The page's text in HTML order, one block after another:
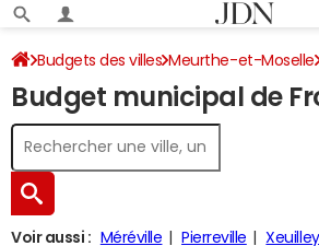
Budgets des villes Meurthe-et-Moselle
Budget 2024
Budget municipal de
Voir aussi : Méréville Pierreville Xeuilley